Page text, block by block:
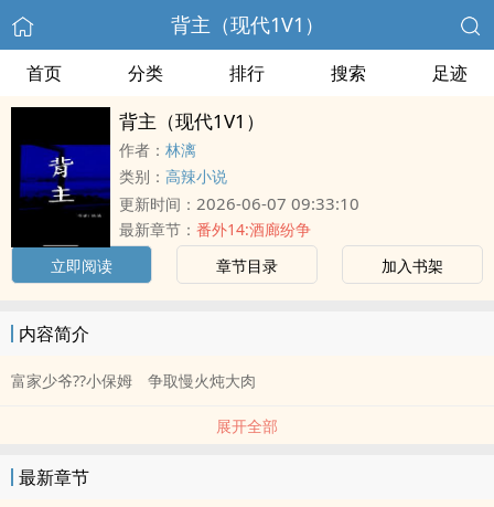
背主（现代1V1）
首页 分类 排行 搜索 足迹
背主（现代1V1）
作者： 林漓
类别： 高辣小说
更新时间： 2026-06-07 09:33:10
最新章节： 番外14:酒廊纷争
立即阅读
章节目录 加入书架
内容简介
富家少爷??小保姆 争取慢火炖大肉
展开全部
最新章节